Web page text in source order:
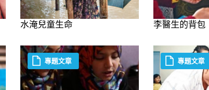
水淹兒童生命 李醫生的背包
專題文章 專題文章